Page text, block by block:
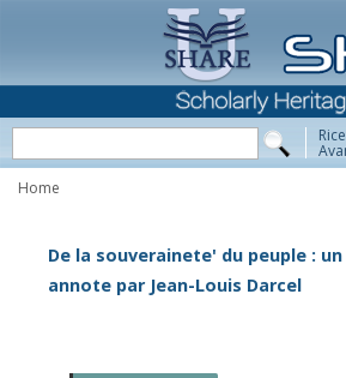
Home
De la souverainete' du peuple :
annote par Jean-Louis Darcel